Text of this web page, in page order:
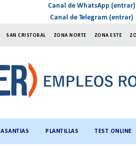
Canal de WhatsApp (entrar)
Canal de Telegram (entrar)
SAN CRISTOBAL ZONA NORTE ZONA ESTE
PLANTILLAS TEST ONLINE